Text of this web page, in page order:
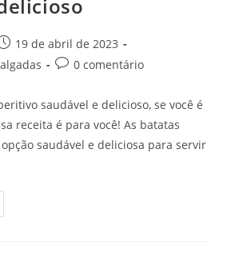
19 de abril de 2023
0 comentário
saudável e delicioso, se você é
receita é para você! As batatas
saudável e deliciosa para servir